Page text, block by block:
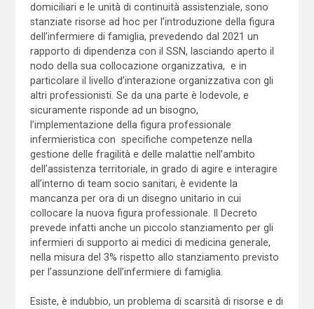
domiciliari e le unità di continuità assistenziale, sono
stanziate risorse ad hoc per l’introduzione della figura
dell’infermiere di famiglia, prevedendo dal 2021 un
rapporto di dipendenza con il SSN, lasciando aperto il
nodo della sua collocazione organizzativa, e in
particolare il livello d’interazione organizzativa con gli
altri professionisti. Se da una parte è lodevole, e
sicuramente risponde ad un bisogno,
l’implementazione della figura professionale
infermieristica con specifiche competenze nella
gestione delle fragilità e delle malattie nell’ambito
dell’assistenza territoriale, in grado di agire e interagire
all’interno di team socio sanitari, è evidente la
mancanza per ora di un disegno unitario in cui
collocare la nuova figura professionale. Il Decreto
prevede infatti anche un piccolo stanziamento per gli
infermieri di supporto ai medici di medicina generale,
nella misura del 3% rispetto allo stanziamento previsto
per l’assunzione dell’infermiere di famiglia.
Esiste, è indubbio, un problema di scarsità di risorse e di